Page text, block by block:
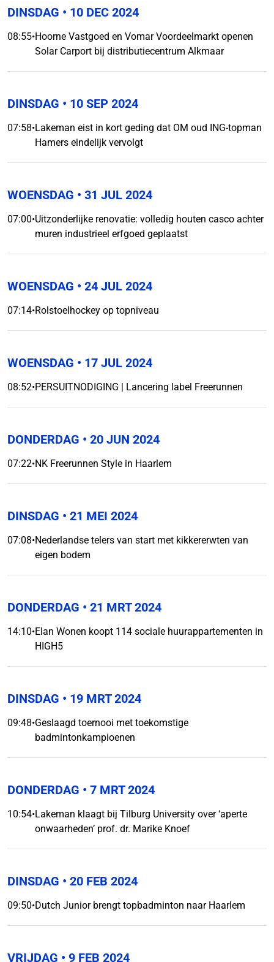
DINSDAG • 10 DEC 2024
08:55•Hoorne Vastgoed en Vomar Voordeelmarkt openen
Solar Carport bij distributiecentrum Alkmaar
DINSDAG • 10 SEP 2024
07:58•Lakeman eist in kort geding dat OM oud ING-topman
Hamers eindelijk vervolgt
WOENSDAG • 31 JUL 2024
07:00•Uitzonderlijke renovatie: volledig houten casco achter
muren industrieel erfgoed geplaatst
WOENSDAG • 24 JUL 2024
07:14•Rolstoelhockey op topniveau
WOENSDAG • 17 JUL 2024
08:52•PERSUITNODIGING | Lancering label Freerunnen
DONDERDAG • 20 JUN 2024
07:22•NK Freerunnen Style in Haarlem
DINSDAG • 21 MEI 2024
07:08•Nederlandse telers van start met kikkererwten van
eigen bodem
DONDERDAG • 21 MRT 2024
14:10•Elan Wonen koopt 114 sociale huurappartementen in
HIGH5
DINSDAG • 19 MRT 2024
09:48•Geslaagd toernooi met toekomstige
badmintonkampioenen
DONDERDAG • 7 MRT 2024
10:54•Lakeman klaagt bij Tilburg University over ‘aperte
onwaarheden’ prof. dr. Marike Knoef
DINSDAG • 20 FEB 2024
09:50•Dutch Junior brengt topbadminton naar Haarlem
VRIJDAG • 9 FEB 2024